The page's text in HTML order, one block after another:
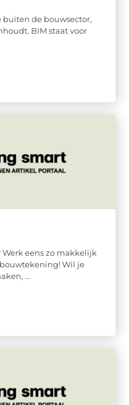
de bouwsector,
BIM staat voor
eens zo makkelijk
Wil je
...